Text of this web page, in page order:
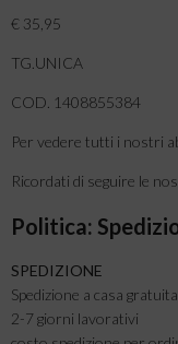
€ 35,95
TG.UNICA
COD. 1408855384
Per vedere tutti i nostri
Ricordati di seguire le
Politica:
SPEDIZIONE
Spedizione a casa
2-7 giorni lavorativi